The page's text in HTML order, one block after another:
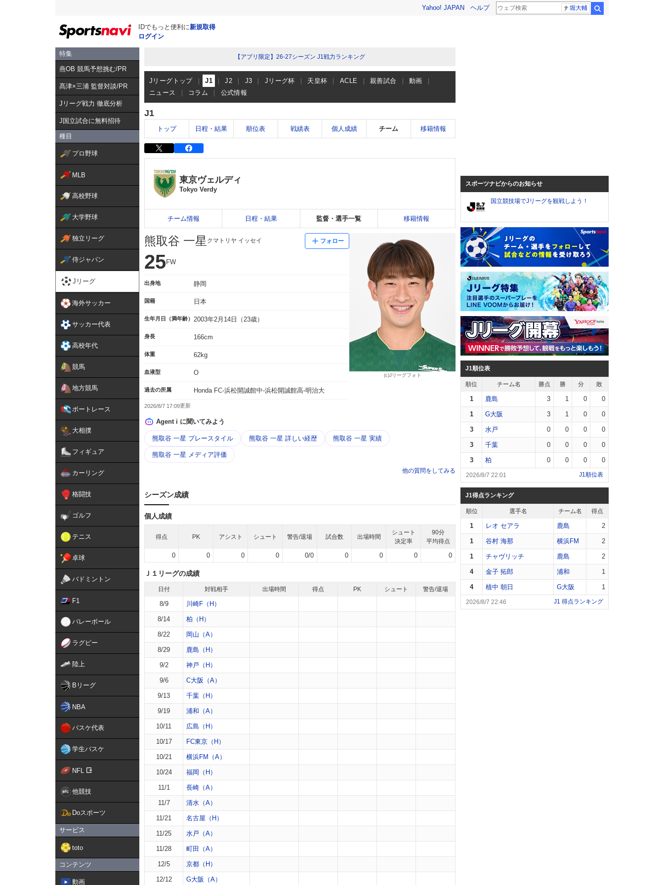
Yahoo! JAPAN ヘルプ 堀大輔
IDでもっと便利に新規取得
ログイン
特集
燕OB 競馬予想挑む/PR
髙津×三浦 監督対談/PR
Jリーグ戦力 徹底分析
J国立試合に無料招待
種目
プロ野球
MLB
高校野球
大学野球
独立リーグ
侍ジャパン
Jリーグ
海外サッカー
サッカー代表
高校年代
競馬
地方競馬
ボートレース
大相撲
フィギュア
カーリング
格闘技
ゴルフ
テニス
卓球
バドミントン
F1
バレーボール
ラグビー
陸上
Bリーグ
NBA
バスケ代表
学生バスケ
NFL
他競技
Doスポーツ
サービス
toto
コンテンツ
動画
【アプリ限定】26-27シーズン J1戦力ランキング
Jリーグトップ J1 J2 J3 Jリーグ杯 天皇杯 ACLE 親善試合
動画
ニュース
コラム 公式情報
J1
トップ 日程・結果 順位表 戦績表 個人成績 チーム 移籍情報
東京ヴェルディ
Tokyo Verdy
チーム情報 日程・結果 監督・選手一覧 移籍情報
熊取谷 一星 クマトリヤ イッセイ フォロー
25FW
出身地 静岡
国籍 日本
生年月日（満年齢） 2003年2月14日（23歳）
身長 166cm
体重 62kg
血液型 O
過去の所属 Honda FC-浜松開誠館中-浜松開誠館高-明治大
(c)Jリーグフォト
2026/8/7 17:09
Agent i に聞いてみよう
熊取谷 一星 プレースタイル 熊取谷 一星 詳しい経歴 熊取谷 一星 実績
熊取谷 一星 メディア評価
他の質問をしてみる
シーズン成績
個人成績
得点 PK アシスト シュート 警告/退場 試合数 出場時間
シュート
決定率
90分
平均得点
0 0 0 0 0/0 0 0 0 0
Ｊ１リーグの成績
日付 対戦相手 出場時間 得点 PK シュート 警告/退場
8/9 川崎F（H）
8/14 柏（H）
8/22 岡山（A）
8/29 鹿島（H）
9/2 神戸（H）
9/6 C大阪（A）
9/13 千葉（H）
9/19 浦和（A）
10/11 広島（H）
10/17 FC東京（H）
10/21 横浜FM（A）
10/24 福岡（H）
11/1 長崎（A）
11/7 清水（A）
11/21 名古屋（H）
11/25 水戸（A）
11/28 町田（A）
12/5 京都（H）
12/12 G大阪（A）
スポーツナビからのお知らせ
国立競技場でJリーグを観戦しよう！
J1順位表
順位 チーム名 勝点 勝 分 敗
1 鹿島 3 1 0 0
1 G大阪 3 1 0 0
3 水戸 0 0 0 0
3 千葉 0 0 0 0
3 柏 0 0 0 0
2026/8/7 22:01 J1順位表
J1得点ランキング
順位 選手名 チーム名 得点
1 レオ セアラ 鹿島 2
1 谷村 海那 横浜FM 2
1 チャヴリッチ 鹿島 2
4 金子 拓郎 浦和 1
4 植中 朝日 G大阪 1
2026/8/7 22:46 J1 得点ランキング